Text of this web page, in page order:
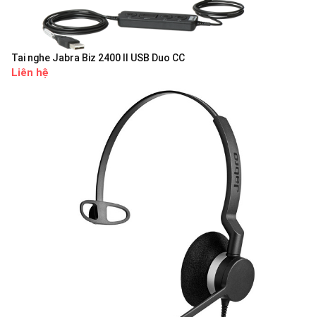
Tai nghe Jabra Biz 2400 II USB Duo CC
Liên hệ